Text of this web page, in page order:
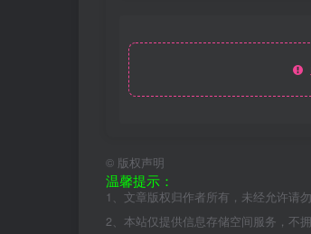
© 版权声明
温馨提示：
1、文章版权归作者所有，未经允许请勿
2、本站仅提供信息存储空间服务，不